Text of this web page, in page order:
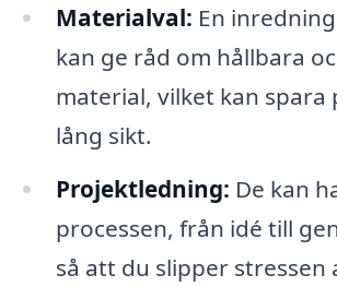
Materialval: En
kan ge råd om hållbara
material, vilket kan spara
lång sikt.
Projektledning: De kan
processen, från idé till
så att du slipper stressen